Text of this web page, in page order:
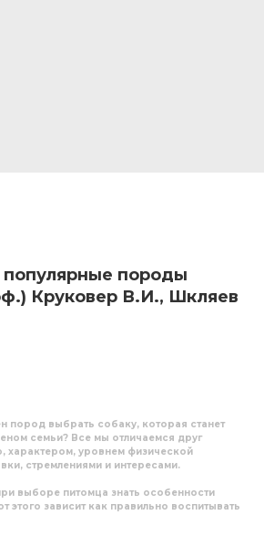
породы
Круковер В.И., Шкляев
пород выбрать собаку, которая станет
семьи? Все мы отличаемся друг
характером, уровнем физической
стремлениями и интересами.
выборе питомца знать особенности
этого зависит как правильно воспитывать